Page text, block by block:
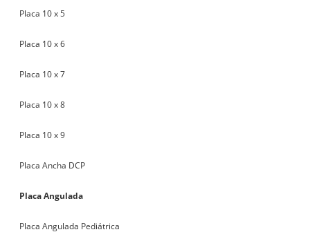
Placa 10 x 5
Placa 10 x 6
Placa 10 x 7
Placa 10 x 8
Placa 10 x 9
Placa Ancha DCP
Placa Angulada
Placa Angulada Pediátrica